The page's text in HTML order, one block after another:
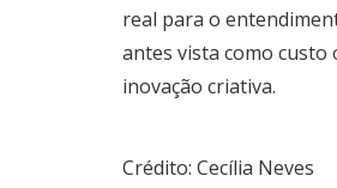
real para o
antes vista como custo
inovação criativa.
Crédito: Cecília Neves